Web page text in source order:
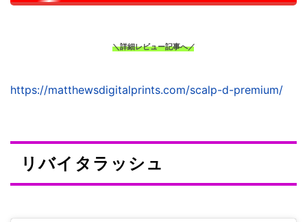
＼詳細レビュー記事へ／
https://matthewsdigitalprints.com/scalp-d-premium/
リバイタラッシュ